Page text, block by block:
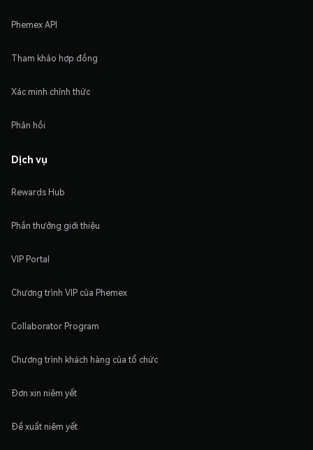
Phemex API
Tham khảo hợp đồng
Xác minh chính thức
Phản hồi
Dịch vụ
Rewards Hub
Phần thưởng giới thiệu
VIP Portal
Chương trình VIP của Phemex
Collaborator Program
Chương trình khách hàng của tổ chức
Đơn xin niêm yết
Đề xuất niêm yết